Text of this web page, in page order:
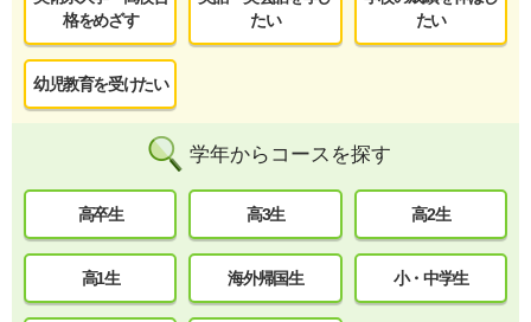
格をめざす
たい
たい
幼児教育を受けたい
学年からコースを探す
高卒生 高3生 高2生
高1生 海外帰国生 小・中学生